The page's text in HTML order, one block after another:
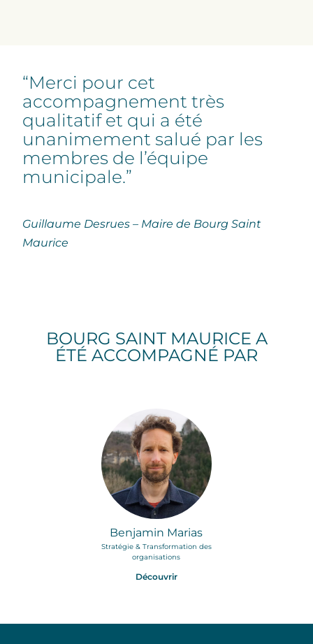
“Merci pour cet
accompagnement très
qualitatif et qui a été
unanimement salué par les
membres de l’équipe
municipale.”
Guillaume Desrues – Maire de Bourg Saint
Maurice
BOURG SAINT MAURICE A
ÉTÉ ACCOMPAGNÉ PAR
Benjamin Marias
Stratégie & Transformation des
organisations
Découvrir